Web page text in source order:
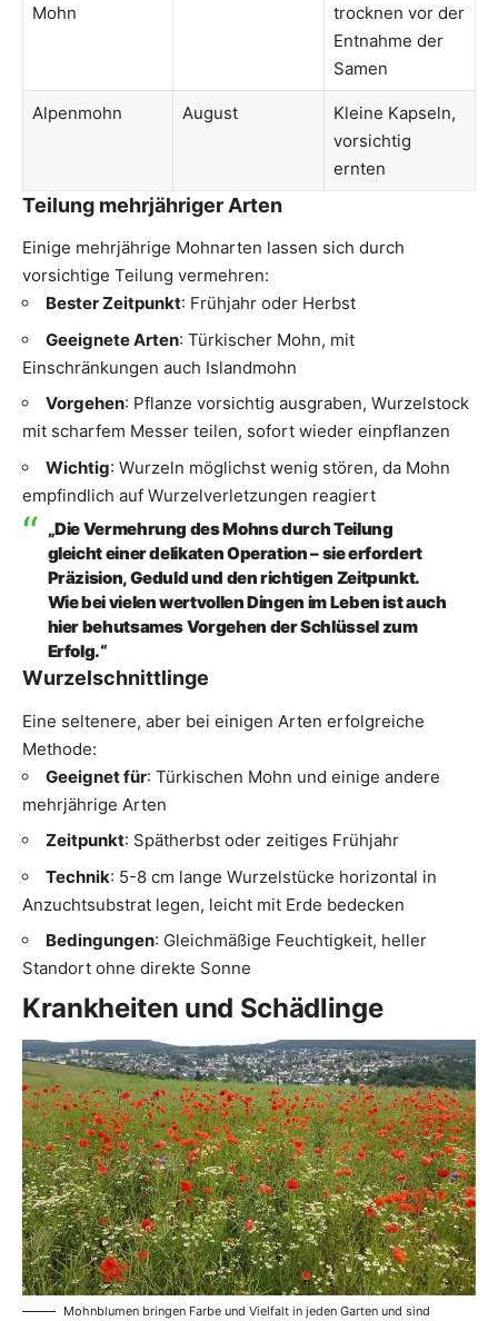
Mohn
trocknen vor der
Entnahme der
Samen
Alpenmohn August
Kleine Kapseln,
vorsichtig
ernten
Teilung mehrjähriger Arten
Einige mehrjährige Mohnarten lassen sich durch
vorsichtige Teilung vermehren:
Bester Zeitpunkt: Frühjahr oder Herbst
Geeignete Arten: Türkischer Mohn, mit
Einschränkungen auch Islandmohn
Vorgehen: Pflanze vorsichtig ausgraben, Wurzelstock
mit scharfem Messer teilen, sofort wieder einpflanzen
Wichtig: Wurzeln möglichst wenig stören, da Mohn
empfindlich auf Wurzelverletzungen reagiert
„Die Vermehrung des Mohns durch Teilung
gleicht einer delikaten Operation – sie erfordert
Präzision, Geduld und den richtigen Zeitpunkt.
Wie bei vielen wertvollen Dingen im Leben ist auch
hier behutsames Vorgehen der Schlüssel zum
Erfolg.“
Wurzelschnittlinge
Eine seltenere, aber bei einigen Arten erfolgreiche
Methode:
Geeignet für: Türkischen Mohn und einige andere
mehrjährige Arten
Zeitpunkt: Spätherbst oder zeitiges Frühjahr
Technik: 5-8 cm lange Wurzelstücke horizontal in
Anzuchtsubstrat legen, leicht mit Erde bedecken
Bedingungen: Gleichmäßige Feuchtigkeit, heller
Standort ohne direkte Sonne
Krankheiten und Schädlinge
Mohnblumen bringen Farbe und Vielfalt in jeden Garten und sind